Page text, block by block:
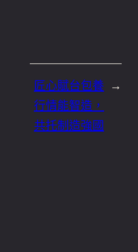
→
匠心賦台包養
行情能智造，
共托制造強國